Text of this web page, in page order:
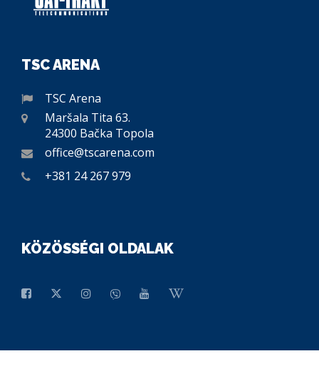
TSC ARENA
TSC Arena
Maršala Tita 63.
24300 Bačka Topola
office@tscarena.com
+381 24 267 979
KÖZÖSSÉGI OLDALAK